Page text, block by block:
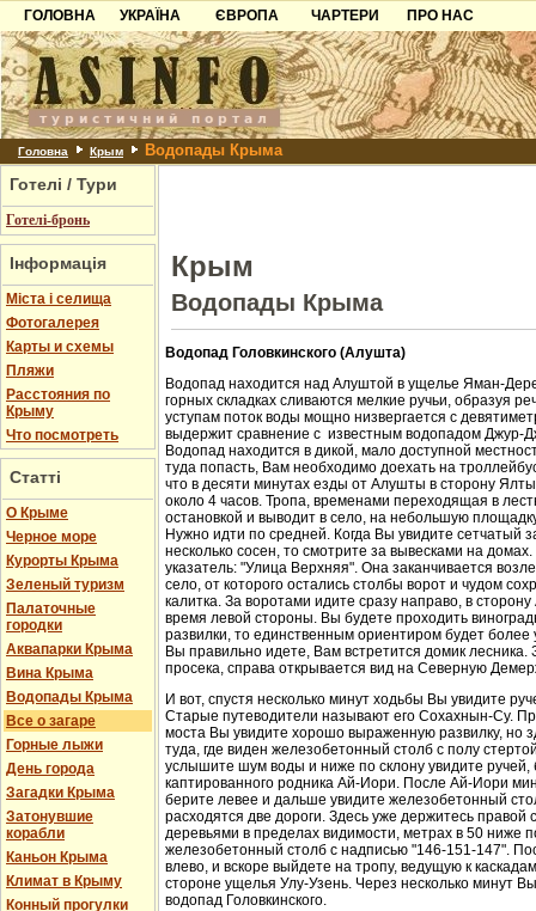
ГОЛОВНА
УКРАЇНА
Карпати
Азов
Причорноморря
Шацьк
ЄВРОПА
Чорногорія
Хорватія
Болгарія
Албанія
ЧАРТЕРИ
ПРО НАС
Контакти
Партнерам
Додати готель
Головна Крым Водопады Крыма
Готелі / Тури
Готелі-бронь
Інформація
Міста і селища
Фотогалерея
Карты и схемы
Пляжи
Расстояния по
Крыму
Что посмотреть
Статті
О Крыме
Черное море
Курорты Крыма
Зеленый туризм
Палаточные
городки
Аквапарки Крыма
Вина Крыма
Водопады Крыма
Все о загаре
Горные лыжи
День города
Загадки Крыма
Затонувшие
корабли
Каньон Крыма
Климат в Крыму
Конный прогулки
Крым
Водопады Крыма
Водопад Головкинского (Алушта)
Водопад находится над Алуштой в ущелье Яман-
горных складках сливаются мелкие ручьи, образуя
уступам поток воды мощно низвергается с
выдержит сравнение с известным водопадом Джур-
Водопад находится в дикой, мало доступной
туда попасть, Вам необходимо доехать на
что в десяти минутах езды от Алушты в сторону
около 4 часов. Тропа, временами переходящая в
остановкой и выводит в село, на небольшую
Нужно идти по средней. Когда Вы увидите сетчатый
несколько сосен, то смотрите за вывесками на
указатель: "Улица Верхняя". Она заканчивается
село, от которого остались столбы ворот и чудом
калитка. За воротами идите сразу направо, в
время левой стороны. Вы будете проходить
развилки, то единственным ориентиром будет более
Вы правильно идете, Вам встретится домик лесника.
просека, справа открывается вид на Северную
И вот, спустя несколько минут ходьбы Вы увидите
Старые путеводители называют его Сохахнын-Су.
моста Вы увидите хорошо выраженную развилку, но
туда, где виден железобетонный столб с полу
услышите шум воды и ниже по склону увидите
каптированного родника Ай-Иори. После Ай-Иори
берите левее и дальше увидите железобетонный
расходятся две дороги. Здесь уже держитесь правой
деревьями в пределах видимости, метрах в 50 ниже
железобетонный столб с надписью "146-151-147".
влево, и вскоре выйдете на тропу, ведущую к
стороне ущелья Улу-Узень. Через несколько минут
водопад Головкинского.